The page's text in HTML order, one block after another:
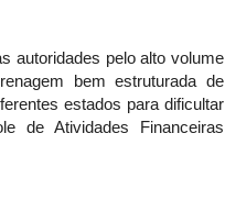
autoridades pelo alto volume
bem estruturada de
estados para dificultar
de Atividades Financeiras